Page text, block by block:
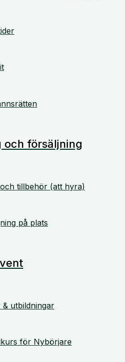
och försäljning
tillbehör (att hyra)
på plats
& utbildningar
för Nybörjare